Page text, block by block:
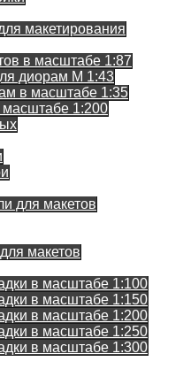
макетирования
в масштабе 1:87
диорам М 1:43
в масштабе 1:35
масштабе 1:200
для макетов
макетов
в масштабе 1:100
в масштабе 1:150
в масштабе 1:200
в масштабе 1:250
в масштабе 1:300